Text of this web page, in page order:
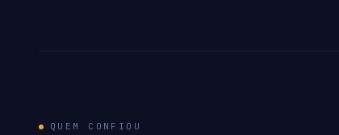
QUEM CONFIOU